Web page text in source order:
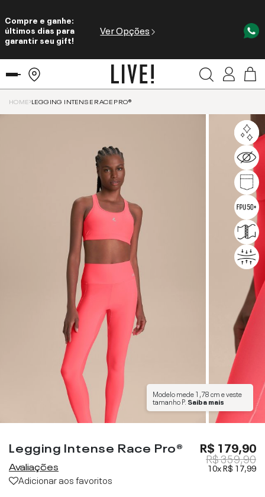
Compre e ganhe:
últimos dias para
garantir seu gift!
Ver Opções
HOME LEGGING INTENSE RACE PRO®
Modelo mede1,78 cme veste
tamanhoP. Saiba mais
Legging Intense Race Pro®
Avaliações
Adicionar aos favoritos
R$ 179,90
R$ 359,90
10xR$ 17,99